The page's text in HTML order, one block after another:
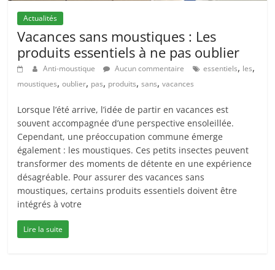
Actualités
Vacances sans moustiques : Les
produits essentiels à ne pas oublier
Anti-moustique Aucun commentaire essentiels, les,
moustiques,oublier, pas, produits,sans,vacances
Lorsque l’été arrive, l’idée de partir en vacances est
souvent accompagnée d’une perspective ensoleillée.
Cependant, une préoccupation commune émerge
également : les moustiques. Ces petits insectes peuvent
transformer des moments de détente en une expérience
désagréable. Pour assurer des vacances sans
moustiques, certains produits essentiels doivent être
intégrés à votre
Lire la suite